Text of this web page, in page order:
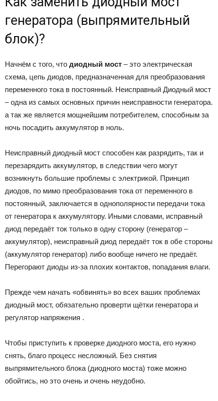
генератора (выпрямительный
блок)?
Начнём с того, что диодный мост – это электрическая
схема, цепь диодов, предназначенная для преобразования
переменного тока в постоянный. Неисправный Диодный мост
– одна из самых основных причин неисправности генератора.
а так же является мощнейшим потребителем, способным за
ночь посадить аккумулятор в ноль.
Неисправный диодный мост способен как разрядить, так и
перезарядить аккумулятор, в следствии чего могут
возникнуть большие проблемы с электрикой. Принцип
диодов, по мимо преобразования тока от переменного в
постоянный, заключается в однополярности передачи тока
от генератора к аккумулятору. Иными словами, исправный
диод передаёт ток только в одну сторону (генератор –
аккумулятор), неисправный диод передаёт ток в обе стороны
(аккумулятор генератор) либо вообще ничего не предаёт.
Перегорают диоды из-за плохих контактов, попадания влаги.
Прежде чем начать «обвинять» во всех ваших проблемах
диодный мост, обязательно проверти щётки генератора и
регулятор напряжения .
Чтобы приступить к проверке диодного моста, его нужно
снять, благо процесс несложный. Без снятия
выпрямительного блока (диодного моста) тоже можно
обойтись, но это очень и очень неудобно.